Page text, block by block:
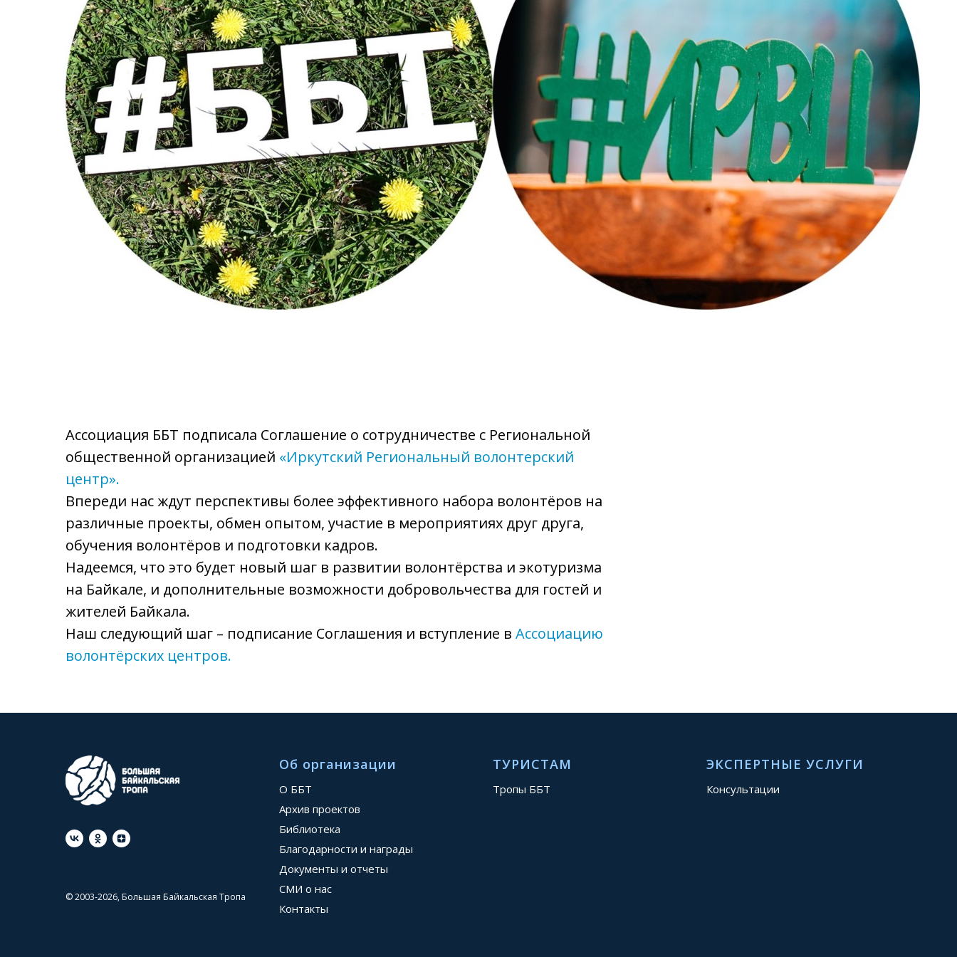
Ассоциация ББТ подписала Соглашение о сотрудничестве с Региональной
общественной организацией «Иркутский Региональный волонтерский
центр».
Впереди нас ждут перспективы более эффективного набора волонтёров на
различные проекты, обмен опытом, участие в мероприятиях друг друга,
обучения волонтёров и подготовки кадров.
Надеемся, что это будет новый шаг в развитии волонтёрства и экотуризма
на Байкале, и дополнительные возможности добровольчества для гостей и
жителей Байкала.
Наш следующий шаг – подписание Соглашения и вступление в Ассоциацию
волонтёрских центров.
© 2003-2026, Большая Байкальская Тропа
Об организации
О ББТ
Архив проектов
Библиотека
Благодарности и награды
Документы и отчеты
СМИ о нас
Контакты
ТУРИСТАМ
Тропы ББТ
ЭКСПЕРТНЫЕ УСЛУГИ
Консультации